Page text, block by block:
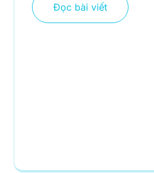
Đọc bài viết